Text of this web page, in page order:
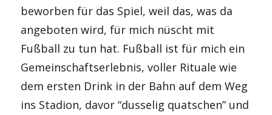
beworben für das Spiel, weil das, was da
angeboten wird, für mich nüscht mit
Fußball zu tun hat. Fußball ist für mich ein
Gemeinschaftserlebnis, voller Rituale wie
dem ersten Drink in der Bahn auf dem Weg
ins Stadion, davor “dusselig quatschen” und